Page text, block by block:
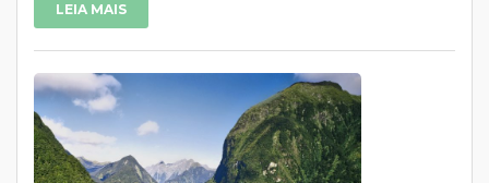
LEIA MAIS